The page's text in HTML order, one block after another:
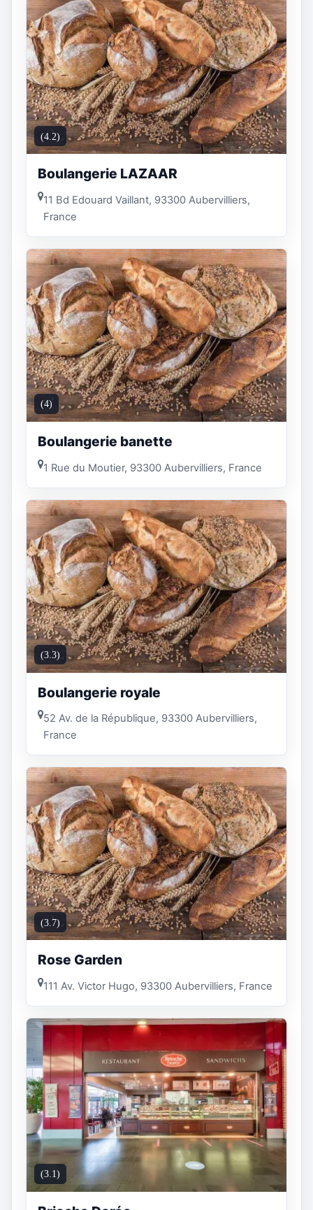
(4.2)
Boulangerie LAZAAR
11 Bd Edouard Vaillant, 93300 Aubervilliers,
France
(4)
Boulangerie banette
1 Rue du Moutier, 93300 Aubervilliers, France
(3.3)
Boulangerie royale
52 Av. de la République, 93300 Aubervilliers,
France
(3.7)
Rose Garden
111 Av. Victor Hugo, 93300 Aubervilliers, France
(3.1)